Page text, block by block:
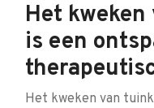
Het
is een
Het kweken van